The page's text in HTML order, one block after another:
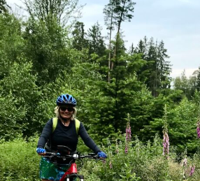
Geführte